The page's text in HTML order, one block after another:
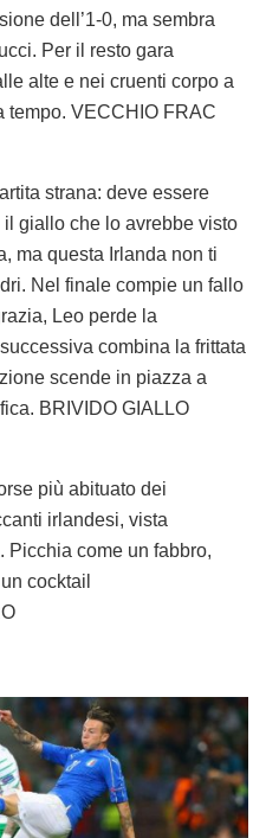
dell’1-0, ma sembra
Per il resto gara
alte e nei cruenti corpo a
tempo. VECCHIO FRAC
strana: deve essere
giallo che lo avrebbe visto
ma questa Irlanda non ti
Nel finale compie un fallo
Leo perde la
combina la frittata
scende in piazza a
BRIVIDO GIALLO
più abituato dei
irlandesi, vista
Picchia come un fabbro,
cocktail